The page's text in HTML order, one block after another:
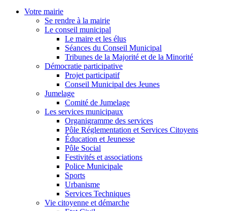
Votre mairie
Se rendre à la mairie
Le conseil municipal
Le maire et les élus
Séances du Conseil Municipal
Tribunes de la Majorité et de la Minorité
Démocratie participative
Projet participatif
Conseil Municipal des Jeunes
Jumelage
Comité de Jumelage
Les services municipaux
Organigramme des services
Pôle Réglementation et Services Citoyens
Éducation et Jeunesse
Pôle Social
Festivités et associations
Police Municipale
Sports
Urbanisme
Services Techniques
Vie citoyenne et démarche